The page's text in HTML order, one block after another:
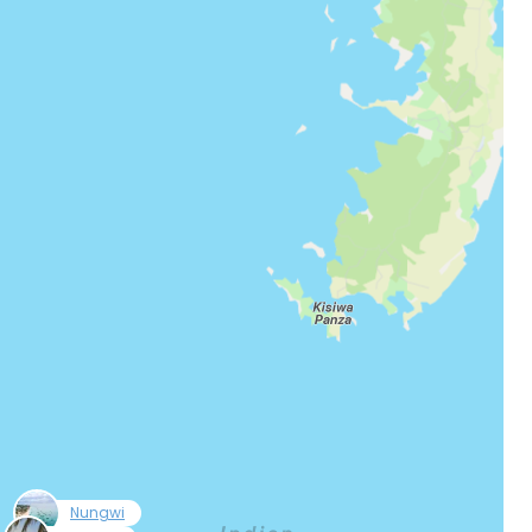
null Nungwi
à Cestee